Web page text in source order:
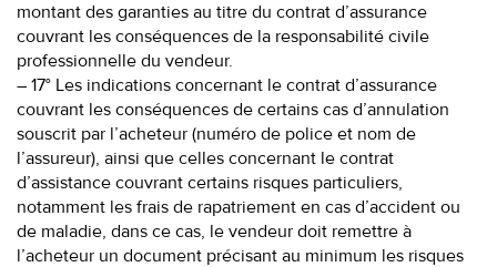
montant des garanties au titre du contrat d’assurance
couvrant les conséquences de la responsabilité civile
professionnelle du vendeur.
– 17° Les indications concernant le contrat d’assurance
couvrant les conséquences de certains cas d’annulation
souscrit par l’acheteur (numéro de police et nom de
l’assureur), ainsi que celles concernant le contrat
d’assistance couvrant certains risques particuliers,
notamment les frais de rapatriement en cas d’accident ou
de maladie, dans ce cas, le vendeur doit remettre à
l’acheteur un document précisant au minimum les risques